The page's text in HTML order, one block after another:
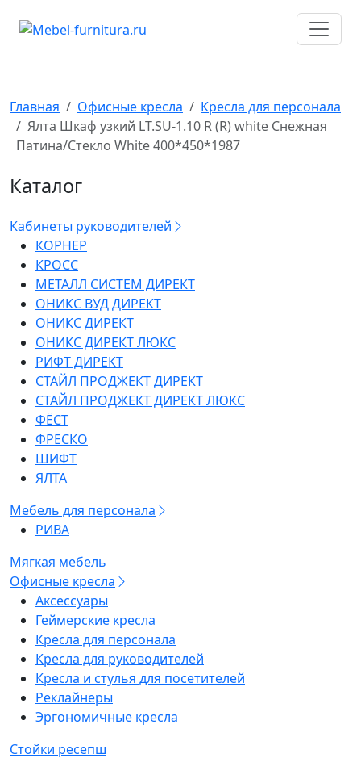
Главная Офисные кресла
Кресла для персонала
Ялта Шкаф узкий LT.SU-1.10 R (R) white Снежная
Патина/Стекло White 400*450*1987
Каталог
Кабинеты руководителей
КОРНЕР
КРОСС
МЕТАЛЛ СИСТЕМ ДИРЕКТ
ОНИКС ВУД ДИРЕКТ
ОНИКС ДИРЕКТ
ОНИКС ДИРЕКТ ЛЮКС
РИФТ ДИРЕКТ
СТАЙЛ ПРОДЖЕКТ ДИРЕКТ
СТАЙЛ ПРОДЖЕКТ ДИРЕКТ ЛЮКС
ФЁСТ
ФРЕСКО
ШИФТ
ЯЛТА
Мебель для персонала
РИВА
Мягкая мебель
Офисные кресла
Аксессуары
Геймерские кресла
Кресла для персонала
Кресла для руководителей
Кресла и стулья для посетителей
Реклайнеры
Эргономичные кресла
Стойки ресепш